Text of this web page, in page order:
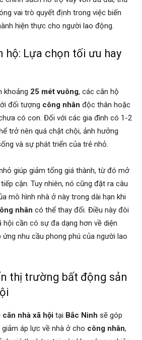
vai trò quyết định trong việc biến
hiện thực cho người lao động.
hộ: Lựa chọn tối ưu hay
khoảng 25 mét vuông, các căn hộ
đối tượng công nhân độc thân hoặc
có con. Đối với các gia đình có 1-2
trở nên quá chật chội, ảnh hưởng
và sự phát triển của trẻ nhỏ.
giúp giảm tổng giá thành, từ đó mở
cận. Tuy nhiên, nó cũng đặt ra câu
mô hình nhà ở này trong dài hạn khi
nhân có thể thay đổi. Điều này đòi
hội cần có sự đa dạng hơn về diện
nhu cầu phong phú của người lao
thị trường bất động sản
căn nhà xã hội tại Bắc Ninh sẽ góp
áp lực về nhà ở cho công nhân,